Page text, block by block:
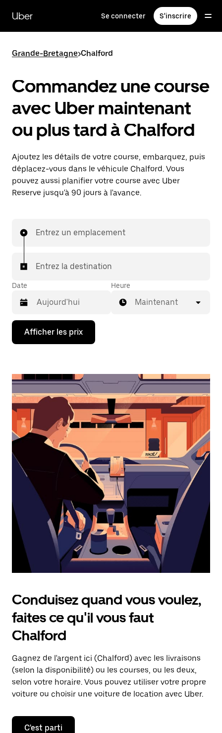
contenu
principal
Uber Se connecter S'inscrire
Grande-Bretagne>Chalford
Commandez une course
avec Uber maintenant
ou plus tard à Chalford
Ajoutez les détails de votre course, embarquez, puis
déplacez-vous dans le véhicule Chalford. Vous
pouvez aussi planifier votre course avec Uber
Reserve jusqu'à 90 jours à l'avance.
Entrez un emplacement
Entrez la destination
Date
Appuyez
la
bas
interagir
avec
calendrier
et
sélectionner
une
date.
Appuyez
d'échappement
pour
fermer
calendrier.
Heure
Maintenant
Afficher les prix
Conduisez quand vous voulez,
faites ce qu'il vous faut
Chalford
Gagnez de l'argent ici (Chalford) avec les livraisons
(selon la disponibilité) ou les courses, ou les deux,
selon votre horaire. Vous pouvez utiliser votre propre
voiture ou choisir une voiture de location avec Uber.
C'est parti